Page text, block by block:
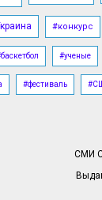
#конкурс
#ученые
#фестиваль
СМИ